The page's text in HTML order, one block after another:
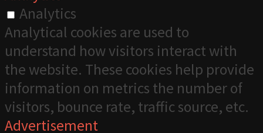
Analytics
Analytical cookies are used to
understand how visitors interact with
the website. These cookies help provide
information on metrics the number of
visitors, bounce rate, traffic source, etc.
Advertisement